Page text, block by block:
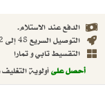
الدفع عند الاستلام.
التوصيل السريع 48 إلى 72 ساعة.
التقسيط تابي و تمارا
أحصل علىأولوية